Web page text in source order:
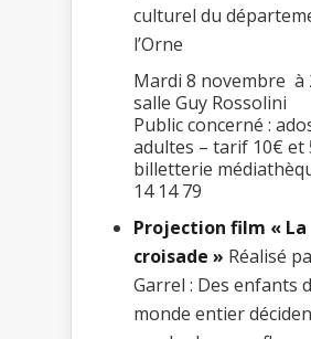
culturel du
l’Orne
Mardi 8 novembre à
salle Guy Rossolini
Public concerné :
adultes – tarif 10€ et
billetterie
14 14 79
Projection film « La
croisade » Réalisé
Garrel : Des enfants
monde entier